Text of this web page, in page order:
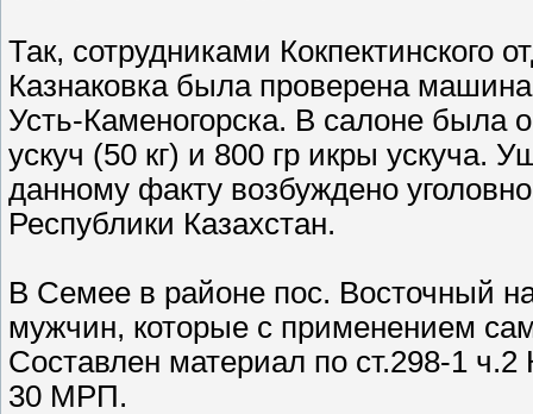
Так, сотрудниками Кокпектинского
Казнаковка была проверена
Усть-Каменогорска. В салоне была
ускуч (50 кг) и 800 гр икры ускуча.
данному факту возбуждено
Республики Казахстан.
В Семее в районе пос. Восточный
мужчин, которые с применением
Составлен материал по ст.298-1
30 МРП.